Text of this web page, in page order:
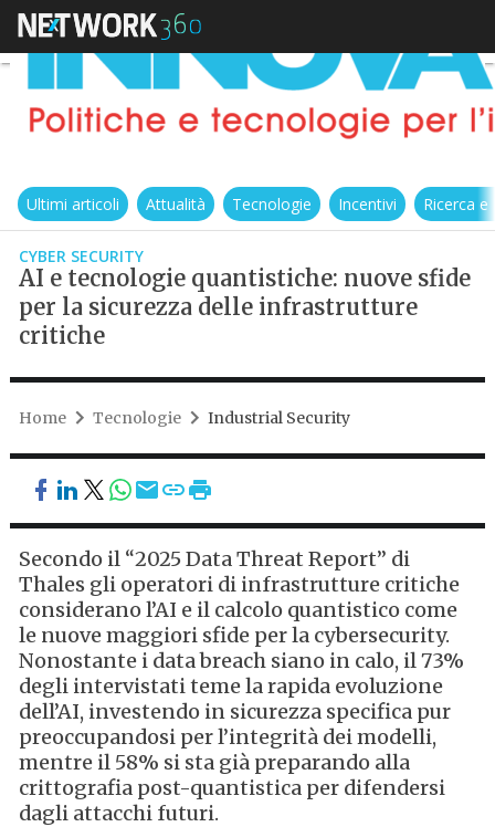
Ultimi articoli Attualità Tecnologie Incentivi Ricerca
CYBER SECURITY
AI e tecnologie quantistiche: nuove sfide
per la sicurezza delle infrastrutture
critiche
Home Tecnologie Industrial Security
Secondo il “2025 Data Threat Report” di
Thales gli operatori di infrastrutture critiche
considerano l’AI e il calcolo quantistico come
le nuove maggiori sfide per la cybersecurity.
Nonostante i data breach siano in calo, il 73%
degli intervistati teme la rapida evoluzione
dell’AI, investendo in sicurezza specifica pur
preoccupandosi per l’integrità dei modelli,
mentre il 58% si sta già preparando alla
crittografia post-quantistica per difendersi
dagli attacchi futuri.